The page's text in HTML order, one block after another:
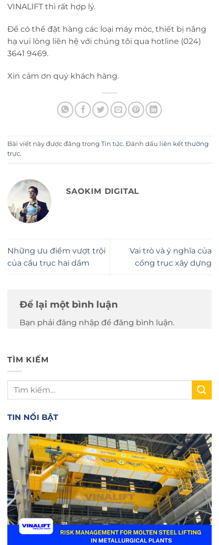
VINALIFT thì rất hợp lý.
Để có thể đặt hàng các loại máy móc, thiết bị nâng
hạ vui lòng liên hệ với chúng tôi qua hotline (024)
3641 9469.
Xin cảm ơn quý khách hàng.
Bài viết này được đăng trong Tin tức. Đánh dấu liên kết thường
trực.
SAOKIM DIGITAL
Những ưu điểm vượt trội
của cầu trục hai dầm
Vai trò và ý nghĩa của
cổng trục xây dựng
Để lại một bình luận
Bạn phải đăng nhập để đăng bình luận.
TÌM KIẾM
TIN NỔI BẬT